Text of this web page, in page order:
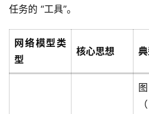
任务的 “工具”。
网络模型类
型
核心思想